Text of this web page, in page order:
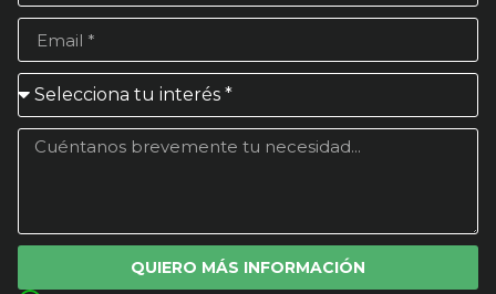
QUIERO MÁS INFORMACIÓN